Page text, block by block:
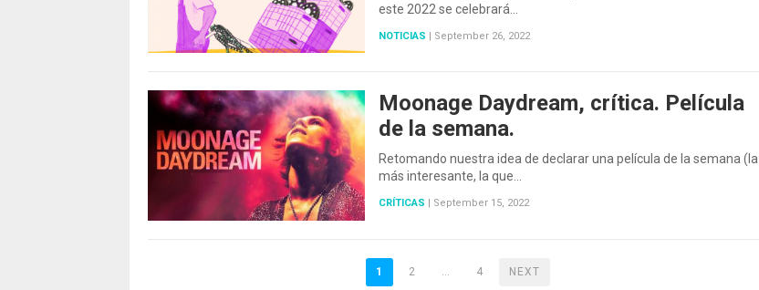
este 2022 se celebrará…
NOTICIAS | September 26, 2022
Moonage Daydream, crítica. Película
de la semana.
Retomando nuestra idea de declarar una película de la semana (la
más interesante, la que…
CRÍTICAS September 15, 2022
1 2 … 4 NEXT